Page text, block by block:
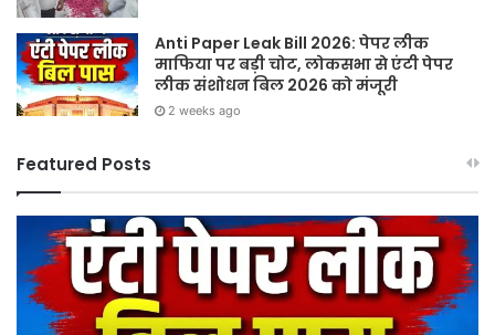
Anti Paper Leak Bill 2026: पेपर लीक
माफिया पर बड़ी चोट, लोकसभा से एंटी पेपर
लीक संशोधन बिल 2026 को मंजूरी
2 weeks ago
Featured Posts
Paper
Leak
Bill
2026:
गुरु